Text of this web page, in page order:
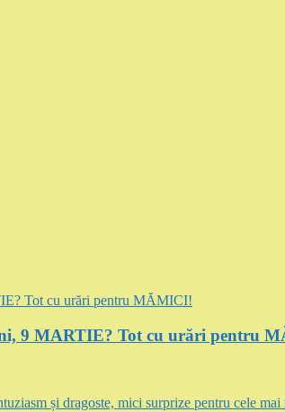
9 MARTIE? Tot cu urări pentru